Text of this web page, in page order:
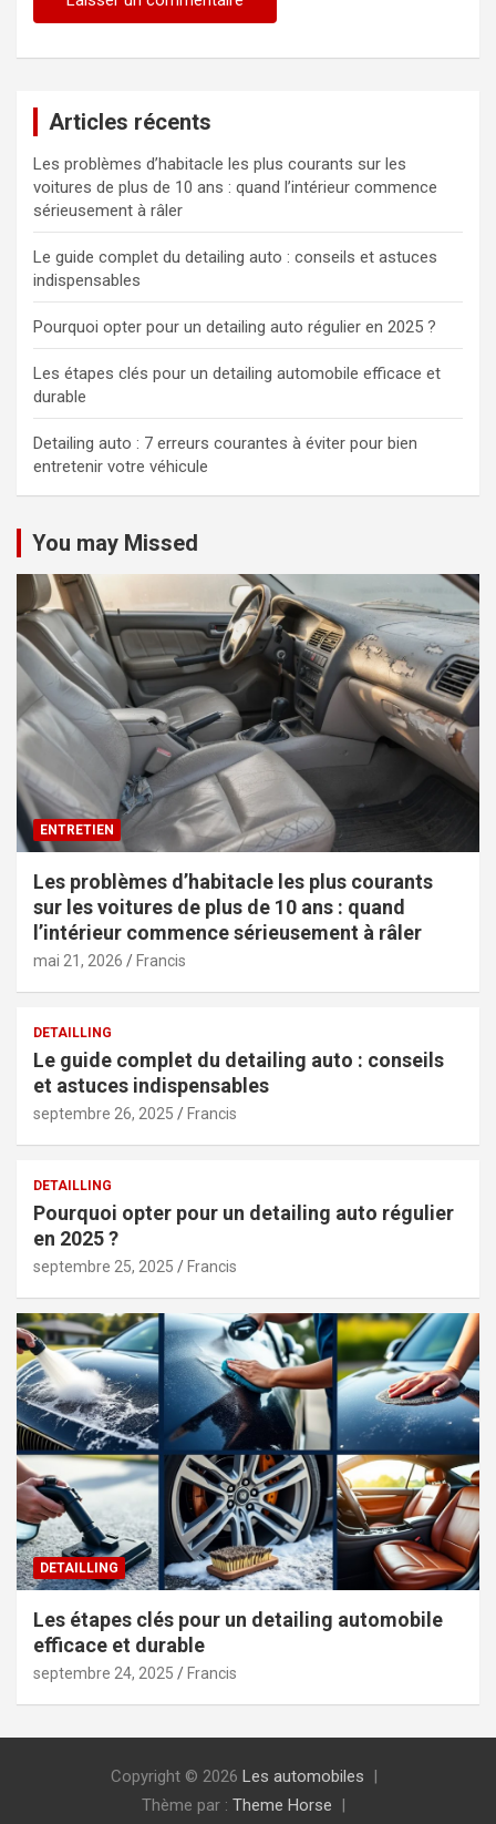
Articles récents
Les problèmes d’habitacle les plus courants sur les
voitures de plus de 10 ans : quand l’intérieur commence
sérieusement à râler
Le guide complet du detailing auto : conseils et astuces
indispensables
Pourquoi opter pour un detailing auto régulier en 2025 ?
Les étapes clés pour un detailing automobile efficace et
durable
Detailing auto : 7 erreurs courantes à éviter pour bien
entretenir votre véhicule
You may Missed
ENTRETIEN
Les problèmes d’habitacle les plus courants
sur les voitures de plus de 10 ans : quand
l’intérieur commence sérieusement à râler
mai 21, 2026 Francis
DETAILLING
Le guide complet du detailing auto : conseils
et astuces indispensables
septembre 26, 2025 Francis
DETAILLING
Pourquoi opter pour un detailing auto régulier
en 2025 ?
septembre 25, 2025 Francis
DETAILLING
Les étapes clés pour un detailing automobile
efficace et durable
septembre 24, 2025 Francis
Copyright © 2026 Les automobiles
Thème par : Theme Horse